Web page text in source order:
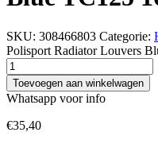
SKU: 308466803 Categorie:
Polisport Radiator Louvers
Toevoegen aan winkelwagen
Whatsapp voor info
€35,40